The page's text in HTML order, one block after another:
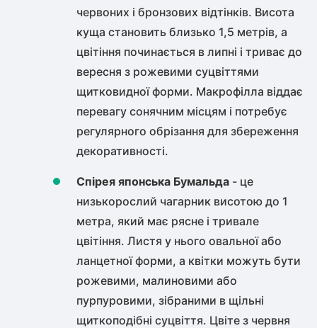
червоних і бронзових відтінків. Висота
куща становить близько 1,5 метрів, а
цвітіння починається в липні і триває до
вересня з рожевими суцвіттями
щитковидної форми. Макрофілла віддає
перевагу сонячним місцям і потребує
регулярного обрізання для збереження
декоративності.
Спірея японська Бумальда - це
низькорослий чагарник висотою до 1
метра, який має рясне і тривале
цвітіння. Листя у нього овальної або
ланцетної форми, а квітки можуть бути
рожевими, малиновими або
пурпуровими, зібраними в щільні
щиткоподібні суцвіття. Цвіте з червня